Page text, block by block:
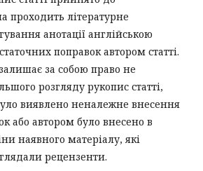
проходить літературне
анотації англійською
поправок автором статті.
за собою право не
розгляду рукопис статті,
виявлено неналежне внесення
або автором було внесено в
наявного матеріалу, які
рецензенти.